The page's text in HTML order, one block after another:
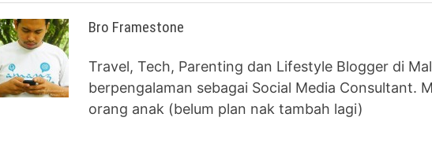
Bro Framestone
Travel, Tech, Parenting dan Lifestyle Blogger di
berpengalaman sebagai Social Media Consultant.
orang anak (belum plan nak tambah lagi)